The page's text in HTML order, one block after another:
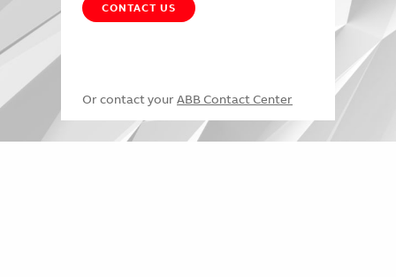
CONTACT US
Or contact your ABB Contact Center